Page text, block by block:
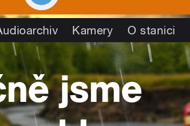
Kamery O stanici